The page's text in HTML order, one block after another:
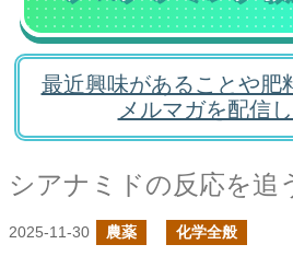
最近興味があることや肥
メルマガを配信
シアナミドの反応を追
2025-11-30 農薬 化学全般